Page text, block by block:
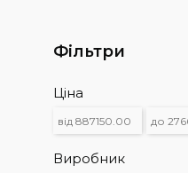
Фільтри
Ціна
Виробник